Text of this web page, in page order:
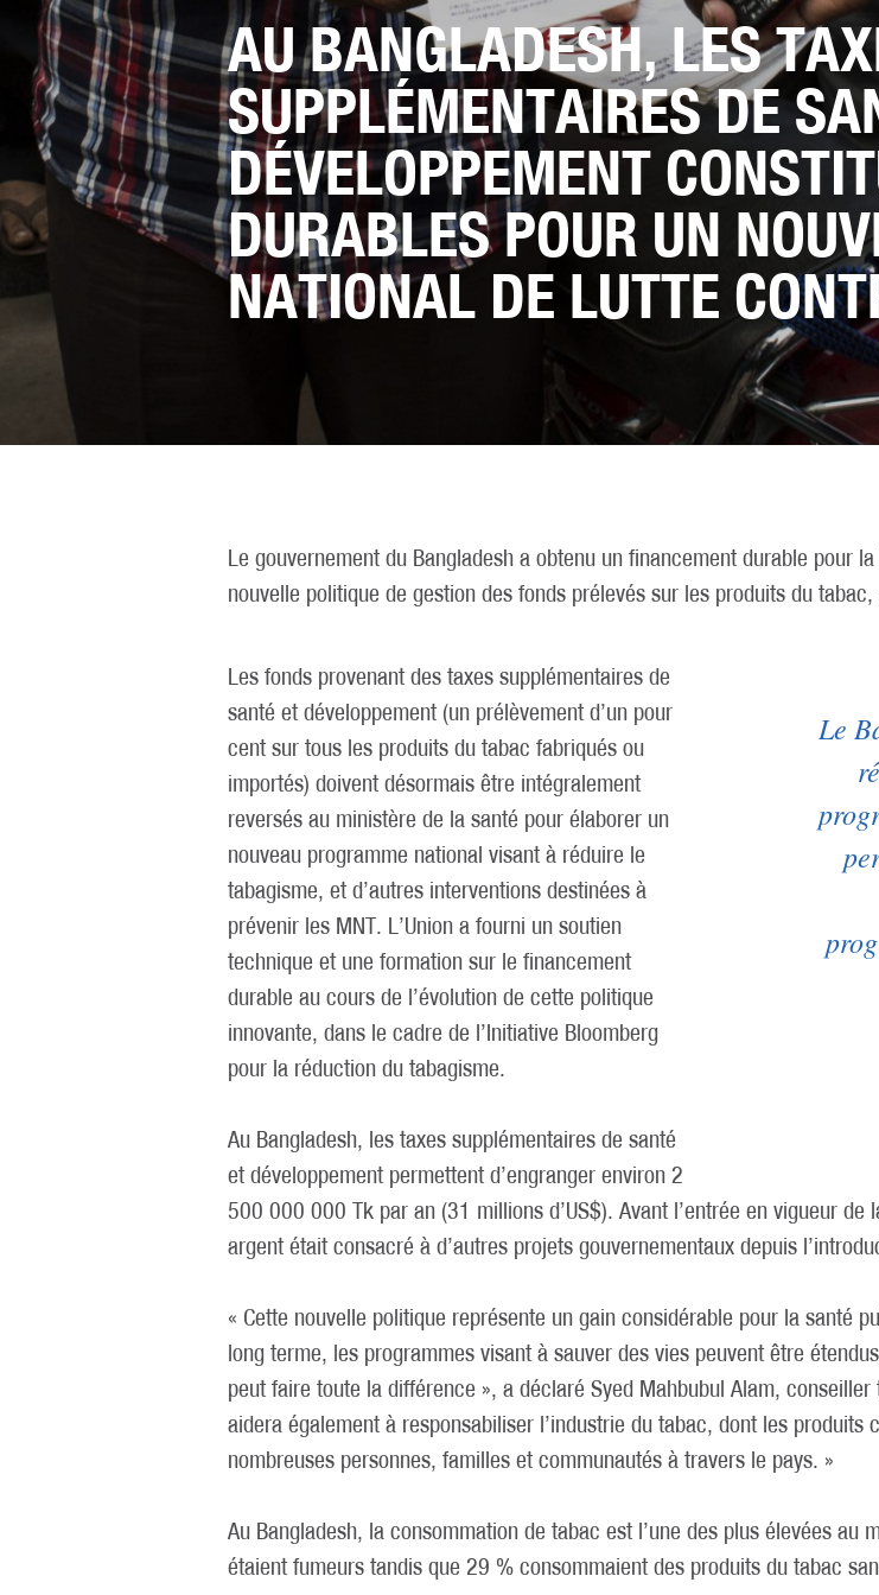
AU BANGLADESH, LES
SUPPLÉMENTAIRES DE
DÉVELOPPEMENT
DURABLES POUR UN
NATIONAL DE LUTTE
Le gouvernement du Bangladesh a obtenu un financement durable pour
nouvelle politique de gestion des fonds prélevés sur les produits du
Le
Les fonds provenant des taxes supplémentaires de
santé et développement (un prélèvement d’un pour
cent sur tous les produits du tabac fabriqués ou
importés) doivent désormais être intégralement
reversés au ministère de la santé pour élaborer un
nouveau programme national visant à réduire le
tabagisme, et d’autres interventions destinées à
prévenir les MNT. L’Union a fourni un soutien
technique et une formation sur le financement
durable au cours de l’évolution de cette politique
innovante, dans le cadre de l’Initiative Bloomberg
pour la réduction du tabagisme.
Au Bangladesh, les taxes supplémentaires de santé
et développement permettent d’engranger environ 2
500 000 000 Tk par an (31 millions d’US$). Avant l’entrée en vigueur
argent était consacré à d’autres projets gouvernementaux depuis
« Cette nouvelle politique représente un gain considérable pour la santé
long terme, les programmes visant à sauver des vies peuvent être
peut faire toute la différence », a déclaré Syed Mahbubul Alam, conseiller
aidera également à responsabiliser l’industrie du tabac, dont les
nombreuses personnes, familles et communautés à travers le pays. »
Au Bangladesh, la consommation de tabac est l’une des plus élevées
étaient fumeurs tandis que 29 % consommaient des produits du tabac